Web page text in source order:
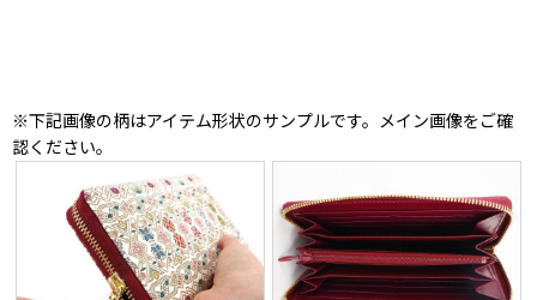
※下記画像の柄はアイテム形状のサンプルです。メイン画像をご確
認ください。